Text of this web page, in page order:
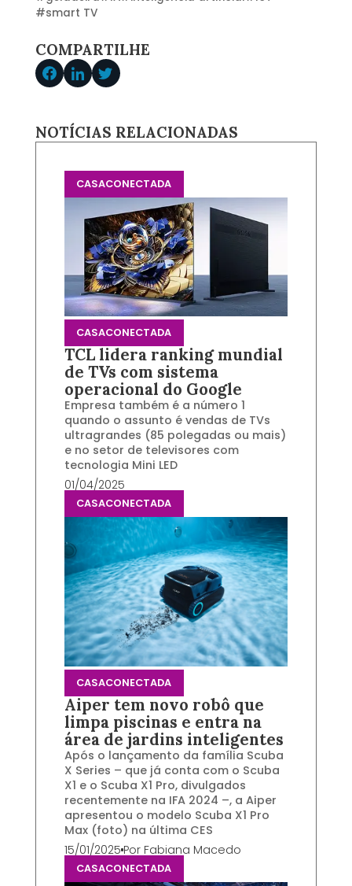
#smart TV
COMPARTILHE
NOTÍCIAS RELACIONADAS
CASACONECTADA
CASACONECTADA
TCL lidera ranking mundial
de TVs com sistema
operacional do Google
Empresa também é a número 1
quando o assunto é vendas de TVs
ultragrandes (85 polegadas ou mais)
e no setor de televisores com
tecnologia Mini LED
01/04/2025
CASACONECTADA
CASACONECTADA
Aiper tem novo robô que
limpa piscinas e entra na
área de jardins inteligentes
Após o lançamento da família Scuba
X Series – que já conta com o Scuba
X1 e o Scuba X1 Pro, divulgados
recentemente na IFA 2024 –, a Aiper
apresentou o modelo Scuba X1 Pro
Max (foto) na última CES
15/01/2025Por Fabiana Macedo
CASACONECTADA